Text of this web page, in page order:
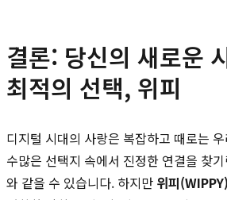
결론: 당신의 새로운
최적의 선택, 위피
디지털 시대의 사랑은 복잡하고 때로는
수많은 선택지 속에서 진정한 연결을 찾
와 같을 수 있습니다. 하지만 위피(WIPPY)